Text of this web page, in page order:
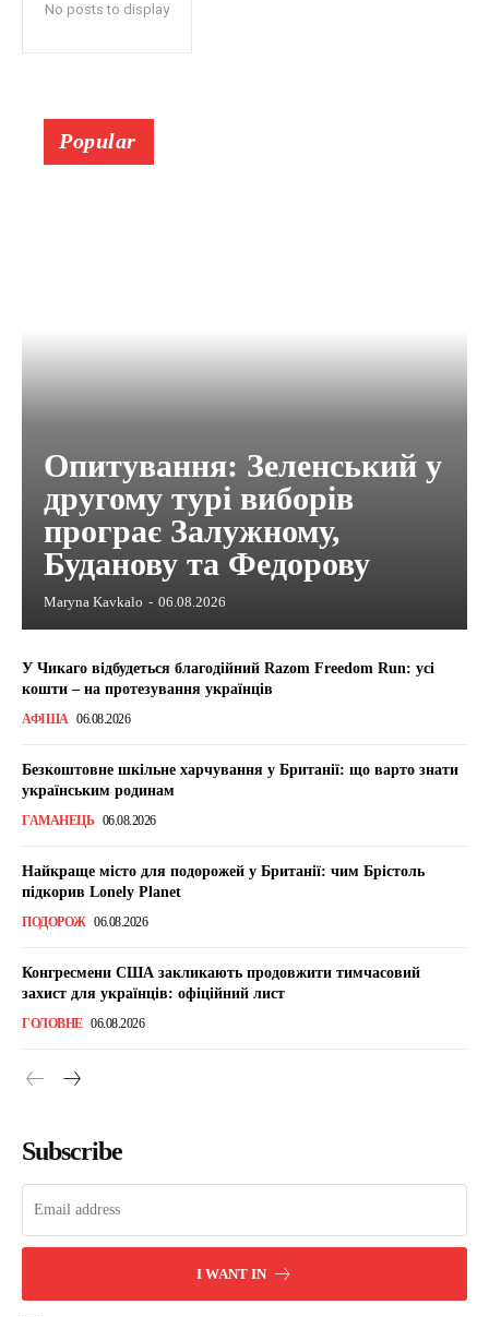
No posts to display
Popular
Опитування: Зеленський у
другому турі виборів
програє Залужному,
Буданову та Федорову
Maryna Kavkalo - 06.08.2026
У Чикаго відбудеться благодійний Razom Freedom Run: усі
кошти – на протезування українців
АФІША 06.08.2026
Безкоштовне шкільне харчування у Британії: що варто знати
українським родинам
ГАМАНЕЦЬ 06.08.2026
Найкраще місто для подорожей у Британії: чим Брістоль
підкорив Lonely Planet
ПОДОРОЖ 06.08.2026
Конгресмени США закликають продовжити тимчасовий
захист для українців: офіційний лист
ГОЛОВНЕ 06.08.2026
Subscribe
I WANT IN